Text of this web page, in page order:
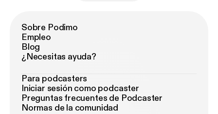
Sobre Podimo
Empleo
Blog
¿Necesitas ayuda?
Para podcasters
Iniciar sesión como podcaster
Preguntas frecuentes de Podcaster
Normas de la comunidad